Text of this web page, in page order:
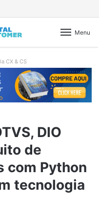
Menu
CX & CS
DIO
de
com Python
tecnologia